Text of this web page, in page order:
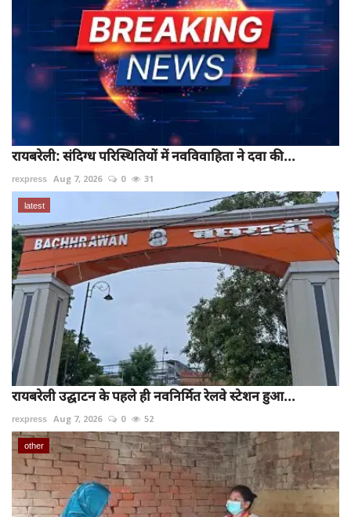
रायबरेली: संदिग्ध परिस्थितियों में नवविवाहिता ने दवा की...
rexpress Aug 7, 2026 0 31
latest
रायबरेली उद्घाटन के पहले ही नवनिर्मित रेलवे स्टेशन हुआ...
rexpress Aug 7, 2026 0 52
other